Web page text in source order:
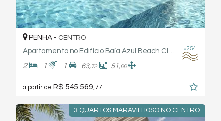
#254
PENHA - CENTRO
2 1 1 63,72 51,66
a partir de R$ 545.569, 77
3 QUARTOS MARAVILHOSO NO CENTRO